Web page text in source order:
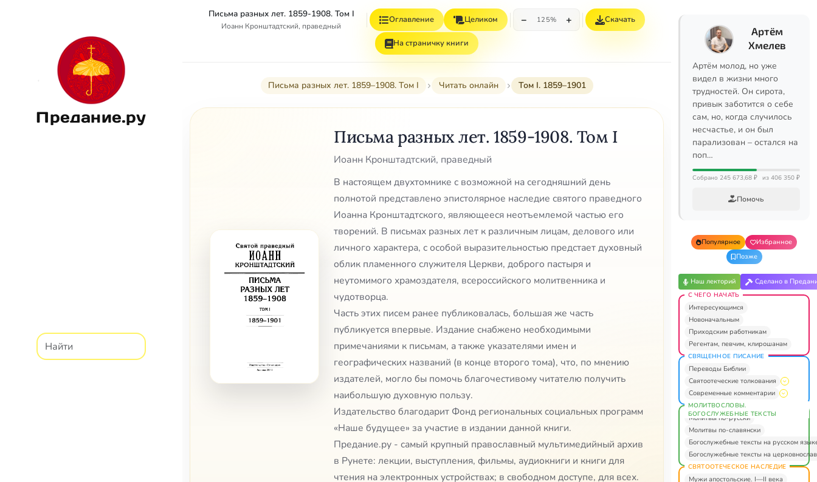
Предание.ру
Письма разных лет. 1859-1908. Том I
Иоанн Кронштадтский, праведный
Оглавление Целиком − 125% + Скачать
На страничку книги
Письма разных лет. 1859–1908. Том I Читать онлайн Том I. 1859–1901
Письма разных лет. 1859-1908. Том I
Иоанн Кронштадтский, праведный
В настоящем двухтомнике с возможной на сегодняшний день
полнотой представлено эпистолярное наследие святого праведного
Иоанна Кронштадтского, являющееся неотъемлемой частью его
творений. В письмах разных лет к различным лицам, делового или
личного характера, с особой выразительностью предстает духовный
облик пламенного служителя Церкви, доброго пастыря и
неутомимого храмоздателя, всероссийского молитвенника и
чудотворца.
Часть этих писем ранее публиковалась, большая же часть
публикуется впервые. Издание снабжено необходимыми
примечаниями к письмам, а также указателями имен и
географических названий (в конце второго тома), что, по мнению
издателей, могло бы помочь благочестивому читателю получить
наибольшую духовную пользу.
Издательство благодарит Фонд региональных социальных программ
«Наше будущее» за участие в издании данной книги.
Предание.ру - самый крупный православный мультимедийный архив
в Рунете: лекции, выступления, фильмы, аудиокниги и книги для
чтения на электронных устройствах; в свободном доступе, для всех.
Артём
Хмелев
Артём молод, но уже
видел в жизни много
трудностей. Он сирота,
привык заботится о себе
сам, но, когда случилось
несчастье, и он был
парализован – остался на
поп…
Собрано 245 673,68 ₽ из 406 350 ₽
Помочь
Популярное
Избранное
Позже
Наш лекторий Сделано в
С ЧЕГО НАЧАТЬ
Интересующимся
Новоначальным
Приходским работникам
Регентам, певчим, клирошанам
СВЯЩЕННОЕ ПИСАНИЕ
Переводы Библии
Святоотеческие толкования
Современные комментарии
МОЛИТВОСЛОВЫ.
БОГОСЛУЖЕБНЫЕ ТЕКСТЫ
Молитвы по-русски
Молитвы по-славянски
Богослужебные тексты на русском
Богослужебные тексты на
СВЯТООТЕЧЕСКОЕ НАСЛЕДИЕ
Мужи апостольские. I—II века